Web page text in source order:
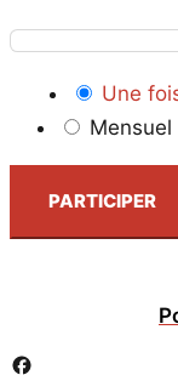
Une
Mensuel
PARTICIPER